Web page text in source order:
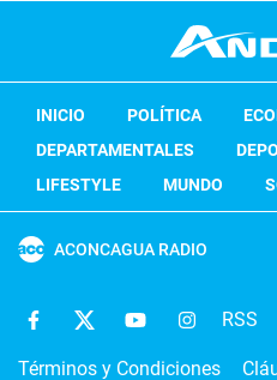
INICIO POLÍTICA
DEPARTAMENTALES
LIFESTYLE
MUNDO
ACONCAGUA RADIO
RSS
Términos y Condiciones